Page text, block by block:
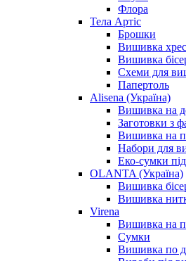
Флора
Тела Артіс
Брошки
Вишивка
Вишивка
Схеми для
Папертоль
Alisena (Україна)
Вишивка на
Заготовки з
Вишивка на
Набори для
Еко-сумки
OLANTA (Україна)
Вишивка
Вишивка
Virena
Вишивка на
Сумки
Вишивка по